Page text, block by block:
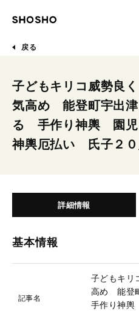
戻る
子どもキリコ威勢良
気高め 能登町宇出
る 手作り神輿 園
神輿厄払い 氏子２０
詳細情報
基本情報
記事名
子どもキ
高め 能登
手作り神